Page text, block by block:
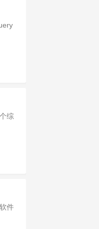
综
件